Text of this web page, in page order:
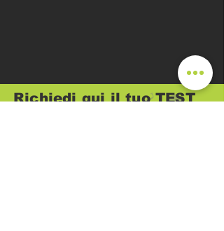
Richiedi qui il tuo TEST